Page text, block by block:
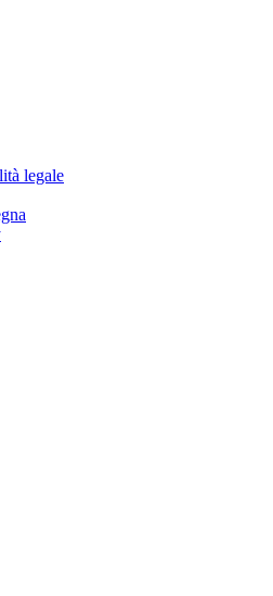
legale